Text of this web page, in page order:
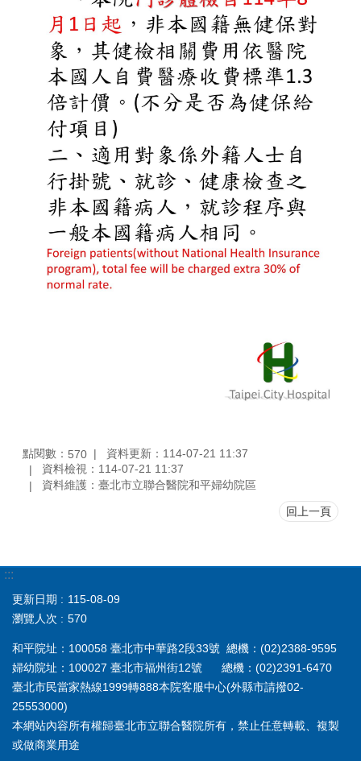
點閱數： 570
資料更新：114-07-21 11:37
資料檢視：114-07-21 11:37
資料維護：臺北市立聯合醫院和平婦幼院區
回上一頁
:::
更新日期
115-08-09
瀏覽人次
570
和平院址：100058 臺北市中華路2段33號 總機：(02)2388-9595
婦幼院址：100027 臺北市福州街12號 總機：(02)2391-6470
臺北市民當家熱線1999轉888本院客服中心(外縣市請撥02-
25553000)
本網站內容所有權歸臺北市立聯合醫院所有，禁止任意轉載、複製
或做商業用途